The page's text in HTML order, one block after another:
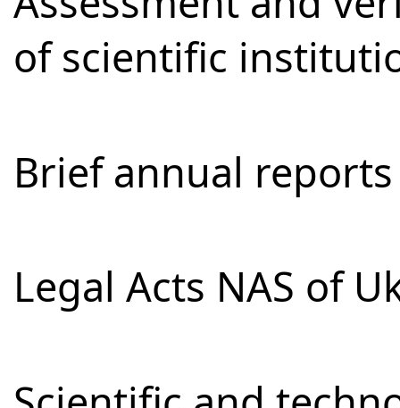
of scientific
Brief annual
Legal Acts NAS of